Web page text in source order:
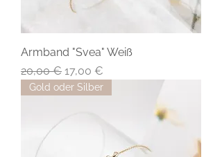
Armband "Svea" Weiß
Standardpreis
20,00 € Sale-Preis
17,00 €
Gold oder Silber